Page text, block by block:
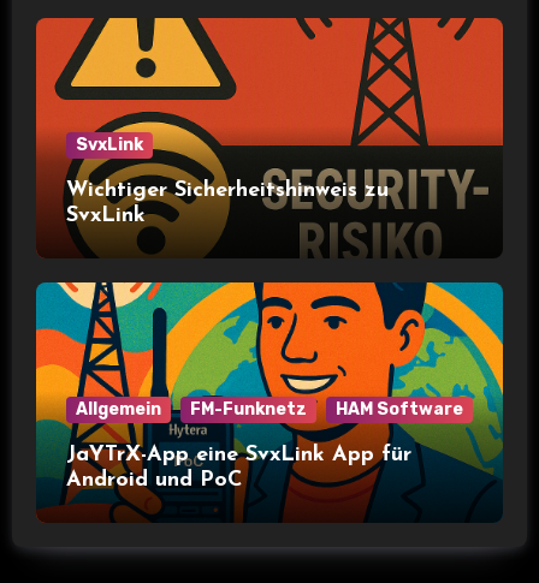
SvxLink
Wichtiger Sicherheitshinweis zu
SvxLink
Allgemein FM-Funknetz HAM Software
JaYTrX-App eine SvxLink App für
Android und PoC